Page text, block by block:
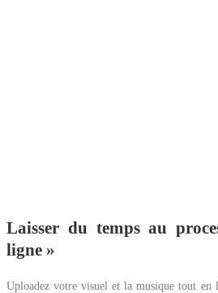
Laisser du temps au
ligne »
Uploadez votre visuel et la musique tout en